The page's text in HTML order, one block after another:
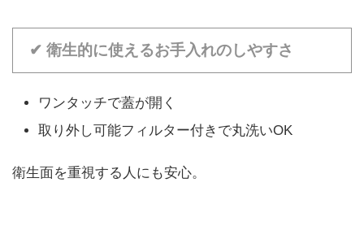
✔ 衛生的に使えるお手入れのしやすさ
ワンタッチで蓋が開く
取り外し可能フィルター付きで丸洗いOK
衛生面を重視する人にも安心。